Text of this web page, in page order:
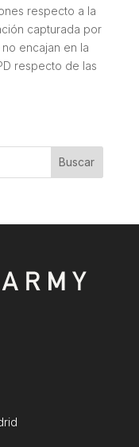
respecto a la
capturada por
encajan en la
respecto de las
Buscar